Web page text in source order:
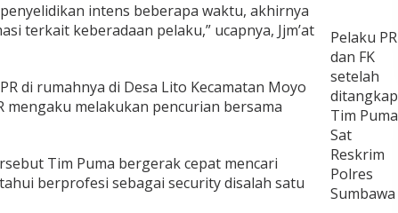
Pelaku PR
dan FK
setelah
ditangkap
Tim Puma
Sat
Reskrim
Polres
Sumbawa
intens beberapa waktu, akhirnya
terkait keberadaan pelaku,” ucapnya, Jjm’at
di rumahnya di Desa Lito Kecamatan Moyo
mengaku melakukan pencurian bersama
Tim Puma bergerak cepat mencari
berprofesi sebagai security disalah satu